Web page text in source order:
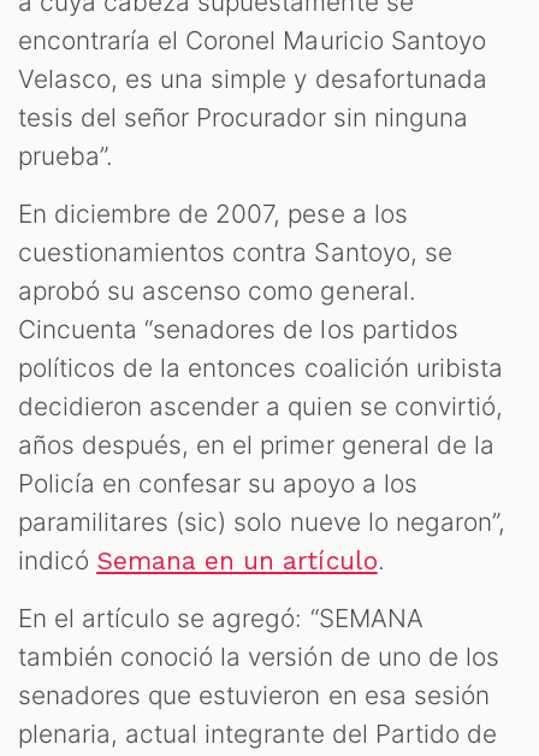
encontraría el Coronel Mauricio Santoyo
Velasco, es una simple y desafortunada
tesis del señor Procurador sin ninguna
prueba”.
En diciembre de 2007, pese a los
cuestionamientos contra Santoyo, se
aprobó su ascenso como general.
Cincuenta “senadores de los partidos
políticos de la entonces coalición uribista
decidieron ascender a quien se convirtió,
años después, en el primer general de la
Policía en confesar su apoyo a los
paramilitares (sic) solo nueve lo negaron”,
indicó Semana en un artículo.
En el artículo se agregó: “SEMANA
también conoció la versión de uno de los
senadores que estuvieron en esa sesión
plenaria, actual integrante del Partido de